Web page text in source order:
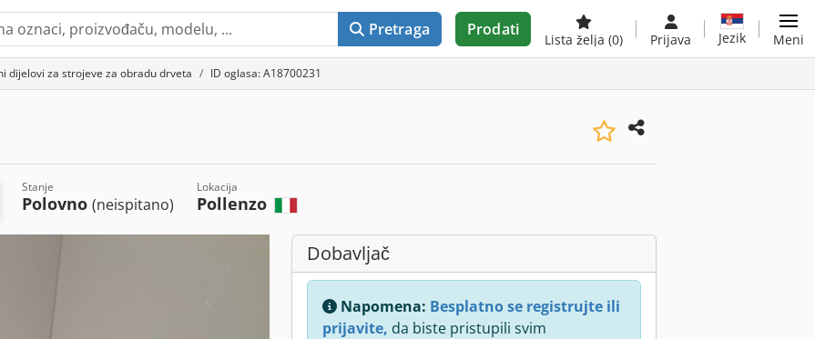
Pretraga Prodati
Lista želja (0) Prijava Jezik Meni
dijelovi za strojeve za obradu drveta ID oglasa: A18700231
Stanje
Polovno(neispitano)
Lokacija
Pollenzo
Dobavljač
Napomena: Besplatno se registrujte ili
prijavite, da biste pristupili svim